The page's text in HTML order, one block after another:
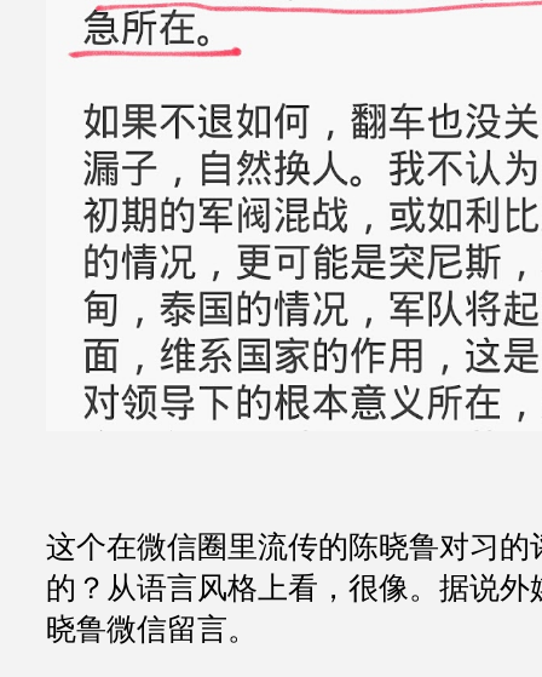
这个在微信圈里流传的陈晓鲁对习的
的？从语言风格上看，很像。据说外
晓鲁微信留言。